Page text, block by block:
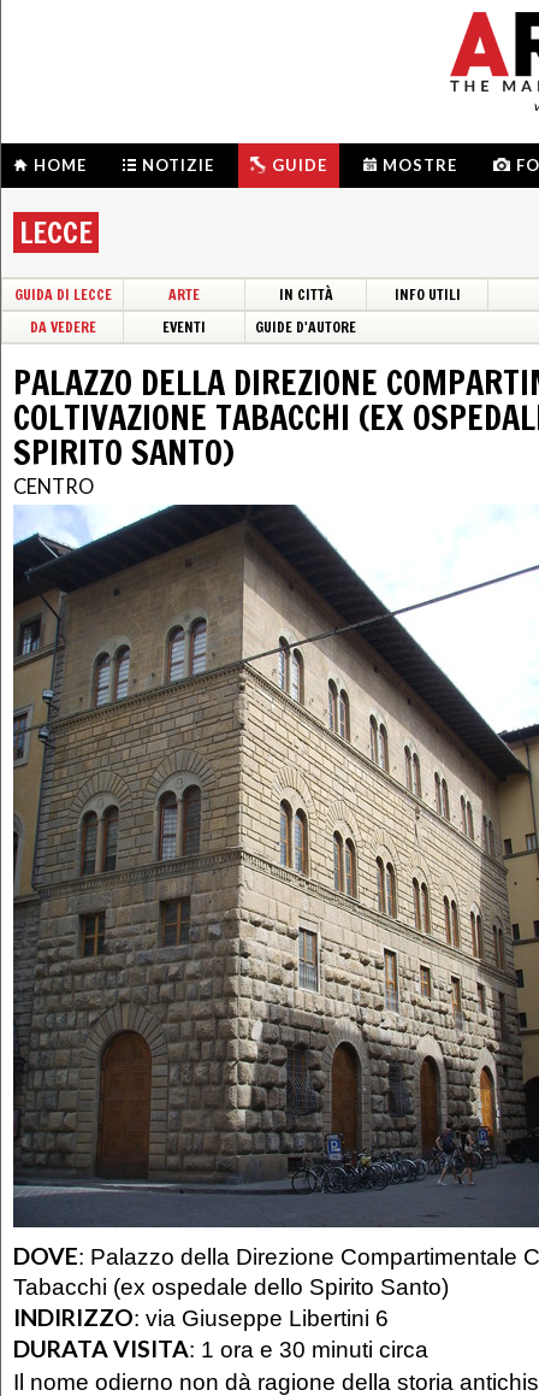
HOME NOTIZIE GUIDE MOSTRE
LECCE
GUIDA DI LECCE ARTE IN CITTÀ
INFO UTILI
DA VEDERE
EVENTI GUIDE D'AUTORE
PALAZZO DELLA DIREZIONE
COLTIVAZIONE TABACCHI (EX
SPIRITO SANTO)
CENTRO
DOVE: Palazzo della Direzione Compartimentale
Tabacchi (ex ospedale dello Spirito Santo)
INDIRIZZO: via Giuseppe Libertini 6
DURATA VISITA: 1 ora e 30 minuti circa
Il nome odierno non dà ragione della storia